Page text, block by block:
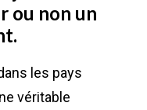
ou non un
les pays
véritable